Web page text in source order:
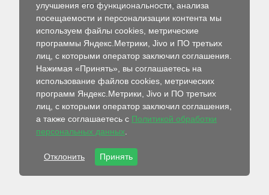
© 2026 Интернет-магазин Абсолют
улучшения его функциональности, анализа
посещаемости и персонализации контента мы
используем файлы cookies, метрические
программы Яндекс.Метрики, Jivo и ПО третьих
лиц, с которыми оператор заключил соглашения.
Нажимая «Принять», вы соглашаетесь на
использование файлов cookies, метрических
программ Яндекс.Метрики, Jivo и ПО третьих
лиц, с которыми оператор заключил соглашения,
а также соглашаетесь с Политикой обработки
персональных данных
Отклонить Принять